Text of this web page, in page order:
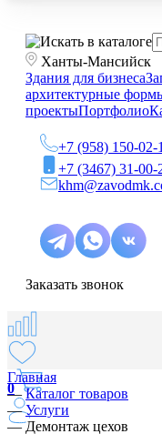
Ханты-Мансийск
Здания для бизнеса
архитектурные
проектыПортфолио
+7 (958) 150-02-
+7 (3467) 31-00-
Заказать звонок
0
Главная
—Каталог товаров
—Услуги
—Демонтаж цехов